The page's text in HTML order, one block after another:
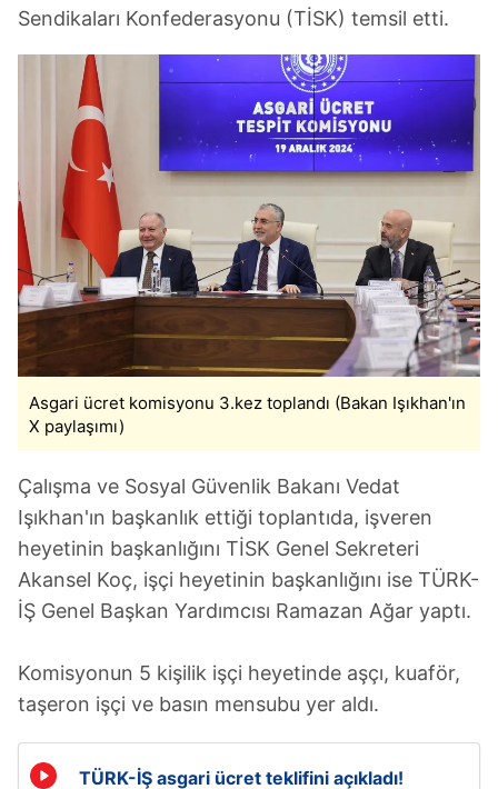
Sendikaları Konfederasyonu (TİSK) temsil etti.
Asgari ücret komisyonu 3.kez toplandı (Bakan Işıkhan'ın
X paylaşımı)
Çalışma ve Sosyal Güvenlik Bakanı Vedat
Işıkhan'ın başkanlık ettiği toplantıda, işveren
heyetinin başkanlığını TİSK Genel Sekreteri
Akansel Koç, işçi heyetinin başkanlığını ise TÜRK-
İŞ Genel Başkan Yardımcısı Ramazan Ağar yaptı.
Komisyonun 5 kişilik işçi heyetinde aşçı, kuaför,
taşeron işçi ve basın mensubu yer aldı.
TÜRK-İŞ asgari ücret teklifini açıkladı!